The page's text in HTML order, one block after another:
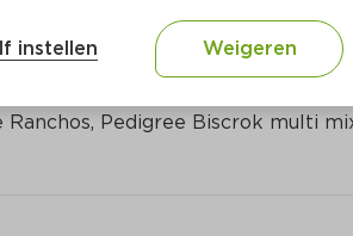
de Pedigree Adventskalender
Pedigree Biscrok multi
instellen Weigeren